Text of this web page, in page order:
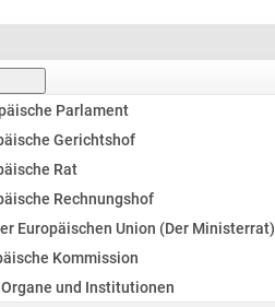
Parlament
Gerichtshof
Rat
Rechnungshof
Europäischen Union (Der Ministerrat)
Kommission
und Institutionen